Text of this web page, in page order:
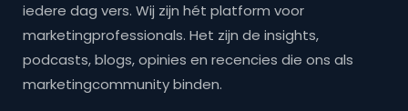
iedere dag vers. Wij zijn hét platform voor
marketingprofessionals. Het zijn de insights,
podcasts, blogs, opinies en recencies die ons als
marketingcommunity binden.